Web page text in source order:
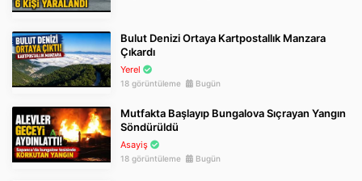
Bulut Denizi Ortaya Kartpostallık Manzara
Çıkardı
Yerel
18 görüntüleme Bugün
Mutfakta Başlayıp Bungalova Sıçrayan Yangın
Söndürüldü
Asayiş
18 görüntüleme Bugün